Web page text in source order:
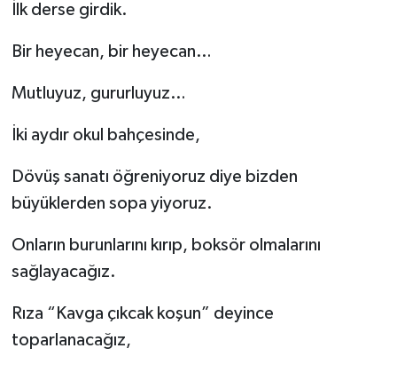
İlk derse girdik.
Bir heyecan, bir heyecan…
Mutluyuz, gururluyuz…
İki aydır okul bahçesinde,
Dövüş sanatı öğreniyoruz diye bizden
büyüklerden sopa yiyoruz.
Onların burunlarını kırıp, boksör olmalarını
sağlayacağız.
Rıza “Kavga çıkcak koşun” deyince
toparlanacağız,